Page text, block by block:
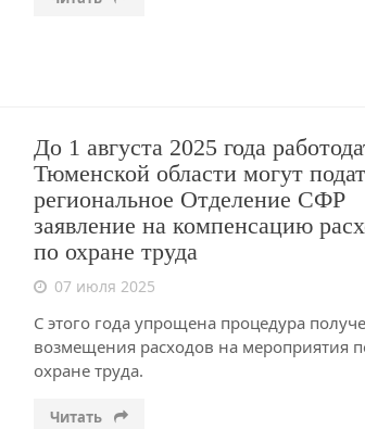
До 1 августа 2025 года
Тюменской области могут
региональное Отделение СФР
заявление на компенсацию
по охране труда
07 июля 2025
С этого года упрощена процедура
возмещения расходов на мероприятия
охране труда.
Читать